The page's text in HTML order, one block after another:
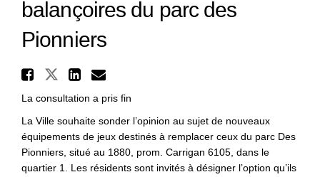
balançoires du parc des
Pionniers
Partager Renouvellement de
Partager Renouvellement
Partager
Courriel
La consultation a pris fin
La Ville souhaite sonder l’opinion au sujet de nouveaux
équipements de jeux destinés à remplacer ceux du parc Des
Pionniers, situé au 1880, prom. Carrigan 6105, dans le
quartier 1. Les résidents sont invités à désigner l’option qu’ils